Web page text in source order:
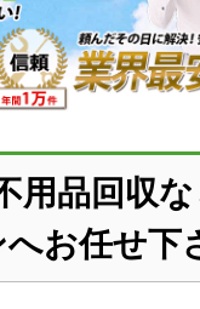
用品回収
へお任せ下